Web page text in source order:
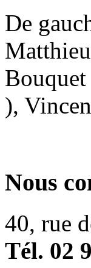
De
),
Nous
40, rue
Tél. 02